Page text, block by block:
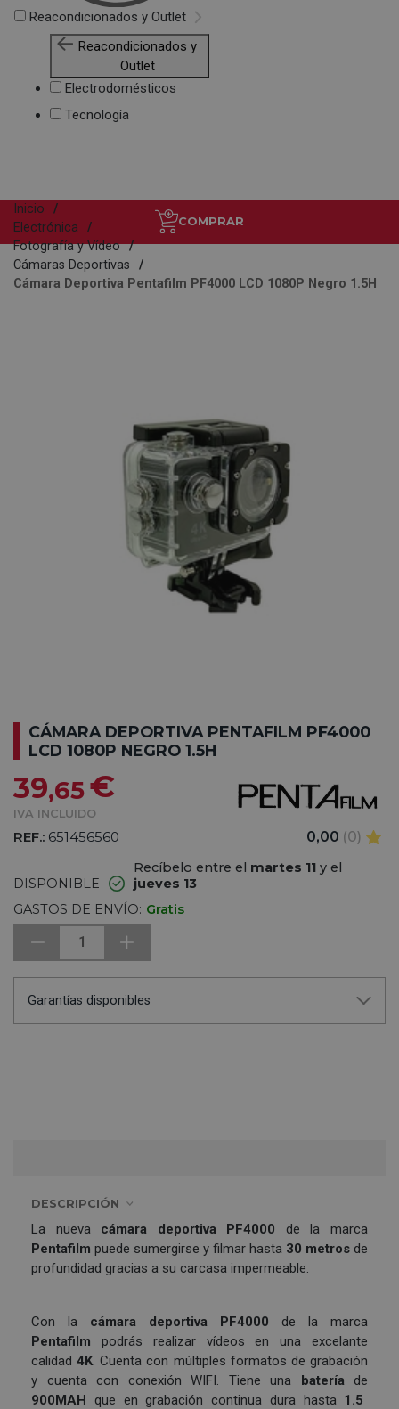
Reacondicionados y Outlet
Reacondicionados y
Outlet
Electrodomésticos
Tecnología
COMPRAR
Inicio
Electrónica
Fotografía y Vídeo
Cámaras Deportivas
Cámara Deportiva Pentafilm PF4000 LCD 1080P Negro 1.5H
CÁMARA DEPORTIVA PENTAFILM PF4000
LCD 1080P NEGRO 1.5H
39,65€
IVA INCLUIDO
REF.: 651456560 0,00 (0)
DISPONIBLE
Recíbelo entre el martes 11 y el
jueves 13
GASTOS DE ENVÍO: Gratis
1
Garantías disponibles
DESCRIPCIÓN
La nueva cámara deportiva PF4000 de la marca
Pentafilm puede sumergirse y filmar hasta 30 metros de
profundidad gracias a su carcasa impermeable.
Con la cámara deportiva PF4000 de la marca
Pentafilm podrás realizar vídeos en una excelante
calidad4K. Cuenta con múltiples formatos de grabación
y cuenta con conexión WIFI. Tiene una batería de
900MAH que en grabación continua dura hasta1.5